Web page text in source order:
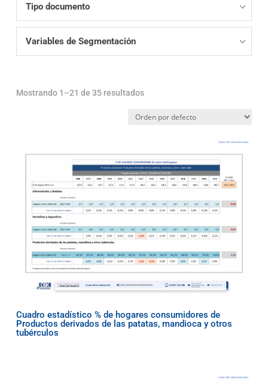
Tipo documento
Variables de Segmentación
Mostrando 1–21 de 35 resultados
Cuadro estadístico % de hogares consumidores de
Productos derivados de las patatas, mandioca y otros
tubérculos